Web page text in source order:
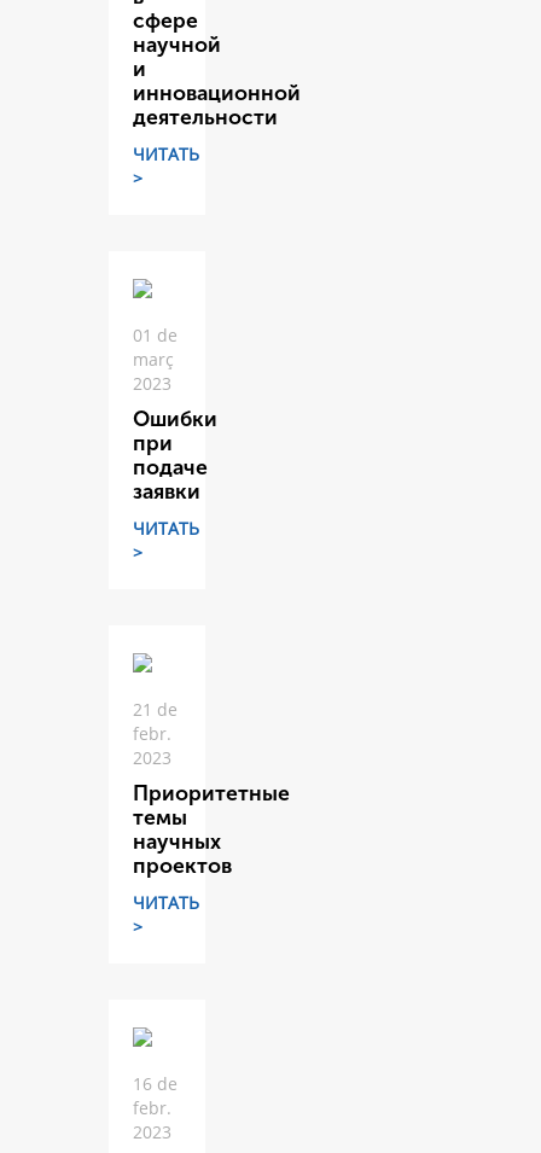
сфере
научной
и
инновационной
деятельности
ЧИТАТЬ
>
01 de
març
2023
Ошибки
при
подаче
заявки
ЧИТАТЬ
>
21 de
febr.
2023
Приоритетные
темы
научных
проектов
ЧИТАТЬ
>
16 de
febr.
2023